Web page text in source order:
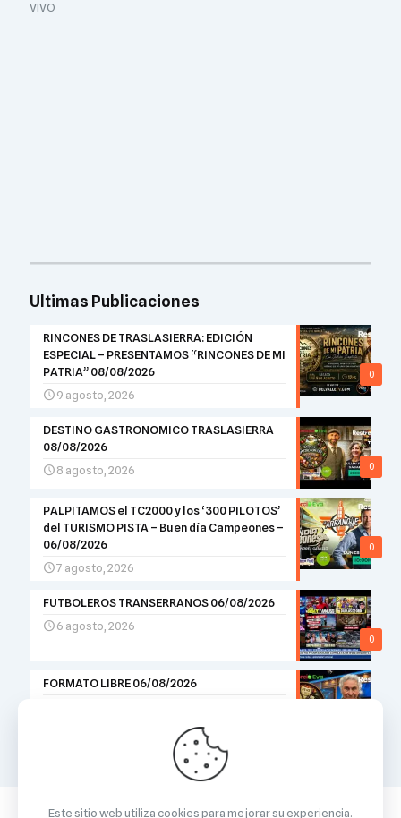
VIVO
Ultimas Publicaciones
0
RINCONES DE TRASLASIERRA: EDICIÓN
ESPECIAL – PRESENTAMOS “RINCONES DE MI
PATRIA” 08/08/2026
9 agosto, 2026
0
DESTINO GASTRONOMICO TRASLASIERRA
08/08/2026
8 agosto, 2026
0
PALPITAMOS el TC2000 y los ‘300 PILOTOS’
del TURISMO PISTA – Buen día Campeones –
06/08/2026
7 agosto, 2026
0
FUTBOLEROS TRANSERRANOS 06/08/2026
6 agosto, 2026
FORMATO LIBRE 06/08/2026
Este sitio web utiliza cookies para mejorar su experiencia.